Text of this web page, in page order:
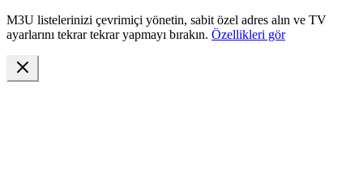
M3U listelerinizi çevrimiçi yönetin, sabit özel adres alın ve TV
ayarlarını tekrar tekrar yapmayı bırakın. Özellikleri gör